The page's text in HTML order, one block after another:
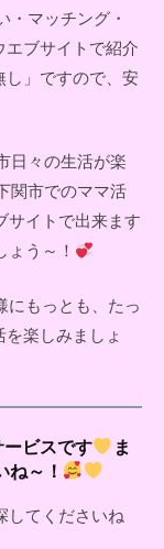
・マッチング・
ブサイトで紹介
し」ですので、安
日々の生活が楽
関市でのママ活
サイトで出来ます
ょう～！
にもっとも、たっ
楽しみましょ
ビスです
ま
～！
してくださいね